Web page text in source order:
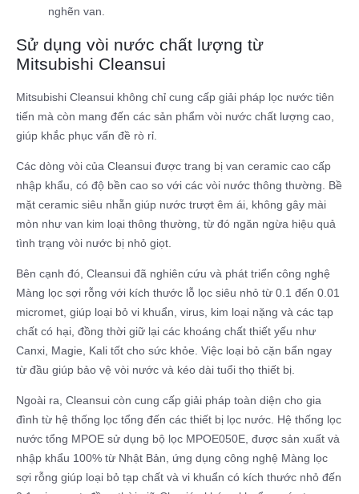
nghẽn van.
Sử dụng vòi nước chất lượng từ
Mitsubishi Cleansui
Mitsubishi Cleansui không chỉ cung cấp giải pháp lọc nước tiên
tiến mà còn mang đến các sản phẩm vòi nước chất lượng cao,
giúp khắc phục vấn đề rò rỉ.
Các dòng vòi của Cleansui được trang bị van ceramic cao cấp
nhập khẩu, có độ bền cao so với các vòi nước thông thường. Bề
mặt ceramic siêu nhẵn giúp nước trượt êm ái, không gây mài
mòn như van kim loại thông thường, từ đó ngăn ngừa hiệu quả
tình trạng vòi nước bị nhỏ giọt.
Bên cạnh đó, Cleansui đã nghiên cứu và phát triển công nghệ
Màng lọc sợi rỗng với kích thước lỗ lọc siêu nhỏ từ 0.1 đến 0.01
micromet, giúp loại bỏ vi khuẩn, virus, kim loại nặng và các tạp
chất có hại, đồng thời giữ lại các khoáng chất thiết yếu như
Canxi, Magie, Kali tốt cho sức khỏe. Việc loại bỏ cặn bẩn ngay
từ đầu giúp bảo vệ vòi nước và kéo dài tuổi thọ thiết bị.
Ngoài ra, Cleansui còn cung cấp giải pháp toàn diện cho gia
đình từ hệ thống lọc tổng đến các thiết bị lọc nước. Hệ thống lọc
nước tổng MPOE sử dụng bộ lọc MPOE050E, được sản xuất và
nhập khẩu 100% từ Nhật Bản, ứng dụng công nghệ Màng lọc
sợi rỗng giúp loại bỏ tạp chất và vi khuẩn có kích thước nhỏ đến